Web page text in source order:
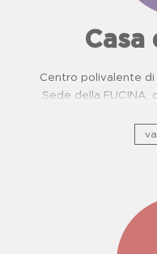
Casa
Centro polivalente
Sede della FUCINA,
Oncologiche.